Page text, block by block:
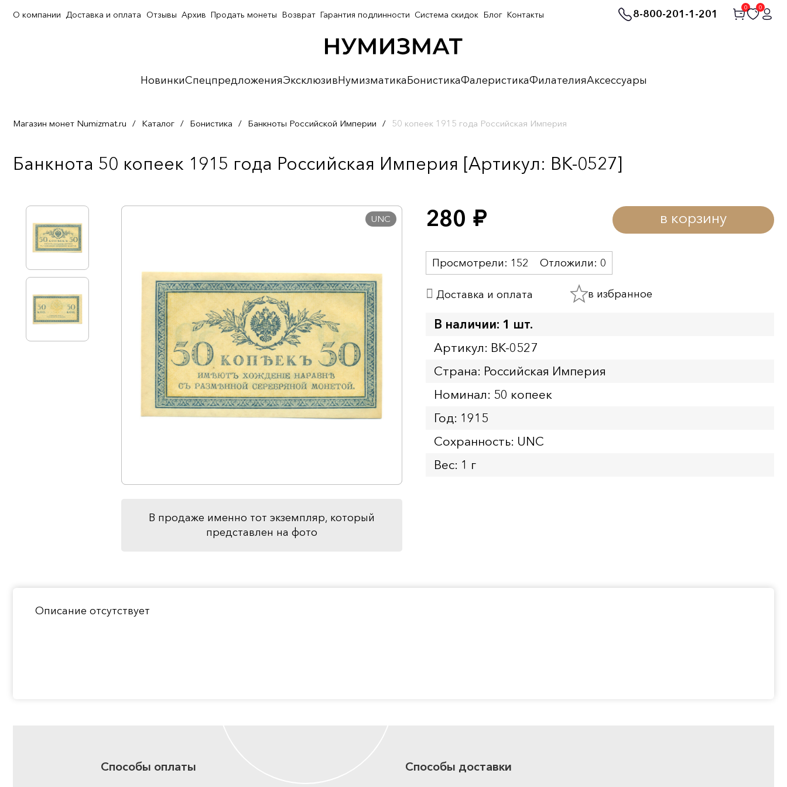
8-800-201-1-201
0 0
НовинкиСпецпредложенияЭксклюзивНумизматикаБонистикаФалеристикаФилателияАксессуары
О компании Доставка и оплата Отзывы Архив Продать монеты Возврат Гарантия подлинности Система скидок Блог Контакты
Магазин монет Numizmat.ru / Каталог / Бонистика / Банкноты Российской Империи / 50 копеек 1915 года Российская Империя
Банкнота 50 копеек 1915 года Российская Империя [Артикул: BK-0527]
UNC
В продаже именно тот экземпляр, который
представлен на фото
280 руб. в корзину
Просмотрели: 152 Отложили: 0
Доставка и оплата в избранное
В наличии: 1 шт.
Артикул: BK-0527
Страна: Российская Империя
Номинал: 50 копеек
Год: 1915
Сохранность: UNC
Вес: 1 г
Описание отсутствует
Способы оплаты Способы доставки